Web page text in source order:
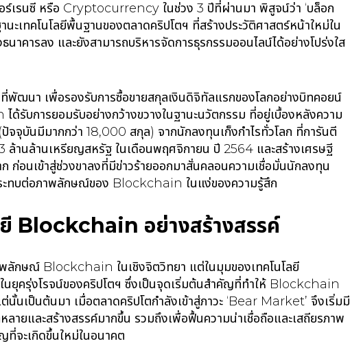
ร์เรนซี หรือ Cryptocurrency ในช่วง 3 ปีที่ผ่านมา พิสูจน์ว่า ‘บล็อก
ะเทคโนโลยีพื้นฐานของตลาดคริปโตฯ ที่สร้างประวัติศาสตร์หน้าใหม่ใน
าคารลง และยังสามารถบริหารจัดการธุรกรรมออนไลน์ได้อย่างโปร่งใส
ฒนา เพื่อรองรับการซื้อขายสกุลเงินดิจิทัลแรกของโลกอย่างบิทคอยน์
บการยอมรับอย่างกว้างขวางในฐานะนวัตกรรม ที่อยู่เบื้องหลังความ
จจุบันมีมากกว่า 18,000 สกุล) จากนักลงทุนเก็งกำไรทั่วโลก ที่การันตี
ล้านล้านเหรียญสหรัฐ ในเดือนพฤศจิกายน ปี 2564 และสร้างเศรษฐี
ก่อนเข้าสู่ช่วงขาลงที่มีข่าวร้ายออกมาสั่นคลอนความเชื่อมั่นนักลงทุน
ทบต่อภาพลักษณ์ของ Blockchain ในแง่ของความรู้สึก
ยี Blockchain อย่างสร้างสรรค์
ลักษณ์ Blockchain ในเชิงจิตวิทยา แต่ในมุมของเทคโนโลยี
ยุครุ่งโรจน์ของคริปโตฯ ซึ่งเป็นจุดเริ่มต้นสำคัญที่ทำให้ Blockchain
นเป็นต้นมา เมื่อตลาดคริปโตกำลังเข้าสู่ภาวะ ‘Bear Market’ จึงเริ่มมี
ายและสร้างสรรค์มากขึ้น รวมถึงเพื่อฟื้นความน่าเชื่อถือและเสถียรภาพ
ที่จะเกิดขึ้นใหม่ในอนาคต